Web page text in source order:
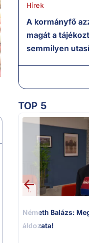
Hírek
A kormányfő
magát a
semmilyen
TOP 5
1.
Németh Balázs:
áldozata!